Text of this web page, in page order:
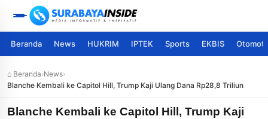
Beranda News HUKRIM IPTEK Sports EKBIS
⌂ Beranda›News›
Blanche Kembali ke Capitol Hill, Trump Kaji Ulang Dana Rp28,8 Triliun
Blanche Kembali ke Capitol Hill, Trump Kaji